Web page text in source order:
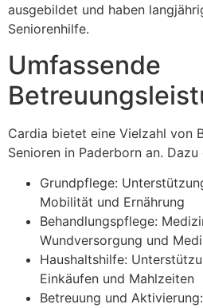
ausgebildet und haben
Seniorenhilfe.
Umfassende
Cardia bietet eine Vielzahl von
Senioren in Paderborn an. Dazu
Grundpflege:
Mobilität und Ernährung
Behandlungspflege:
Wundversorgung und
Haushaltshilfe:
Einkäufen und Mahlzeiten
Betreuung und